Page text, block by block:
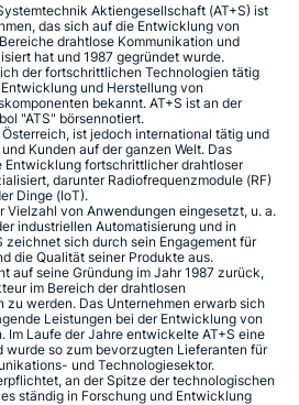
Aktiengesellschaft (AT+S) ist
das sich auf die Entwicklung von
drahtlose Kommunikation und
hat und 1987 gegründet wurde.
der fortschrittlichen Technologien tätig
und Herstellung von
bekannt. AT+S ist an der
"ATS" börsennotiert.
ist jedoch international tätig und
Kunden auf der ganzen Welt. Das
Entwicklung fortschrittlicher drahtloser
darunter Radiofrequenzmodule (RF)
Dinge (IoT).
Vielzahl von Anwendungen eingesetzt, u. a.
industriellen Automatisierung und in
zeichnet sich durch sein Engagement für
die Qualität seiner Produkte aus.
auf seine Gründung im Jahr 1987 zurück,
im Bereich der drahtlosen
zu werden. Das Unternehmen erwarb sich
Leistungen bei der Entwicklung von
Im Laufe der Jahre entwickelte AT+S eine
so zum bevorzugten Lieferanten für
und Technologiesektor.
an der Spitze der technologischen
ständig in Forschung und Entwicklung